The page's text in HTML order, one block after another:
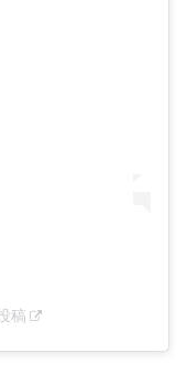
稿